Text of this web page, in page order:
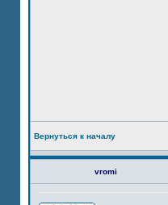
Вернуться к началу
vromi